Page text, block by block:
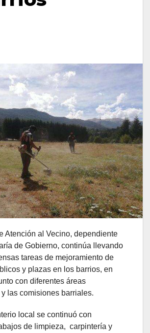
Atención al Vecino, dependiente
de Gobierno, continúa llevando
tareas de mejoramiento de
y plazas en los barrios, en
con diferentes áreas
las comisiones barriales.
local se continuó con
de limpieza, carpintería y